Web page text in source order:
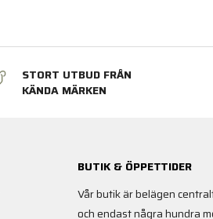
STORT UTBUD FRÅN
KÄNDA MÄRKEN
BUTIK & ÖPPETTIDER
Vår butik är belägen
och endast några hundra